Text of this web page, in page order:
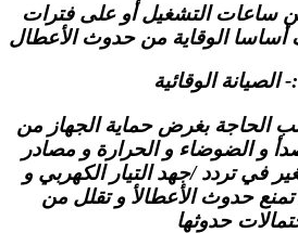
ساعات التشغيل أو على فترات
أساسا الوقاية من حدوث الأعطال
:- الصيانة الوقائية
بغرض حماية الجهاز من
و الضوضاء و الحرارة و مصادر
في تردد /جهد التيار الكهربي و
حدوث الأعطالأ و تقلل من
حدوثها